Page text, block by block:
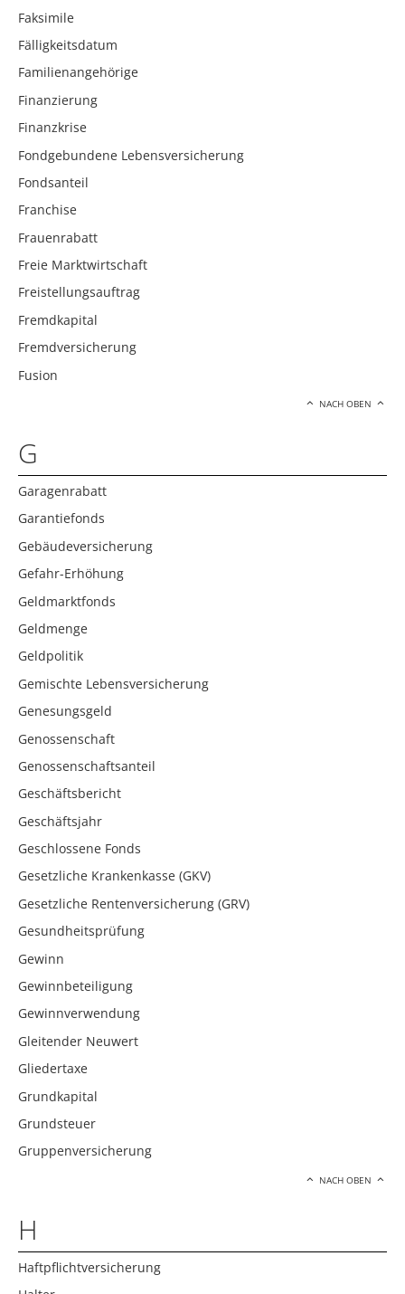
Faksimile
Fälligkeitsdatum
Familienangehörige
Finanzierung
Finanzkrise
Fondgebundene Lebensversicherung
Fondsanteil
Franchise
Frauenrabatt
Freie Marktwirtschaft
Freistellungsauftrag
Fremdkapital
Fremdversicherung
Fusion
NACH OBEN
G
Garagenrabatt
Garantiefonds
Gebäudeversicherung
Gefahr-Erhöhung
Geldmarktfonds
Geldmenge
Geldpolitik
Gemischte Lebensversicherung
Genesungsgeld
Genossenschaft
Genossenschaftsanteil
Geschäftsbericht
Geschäftsjahr
Geschlossene Fonds
Gesetzliche Krankenkasse (GKV)
Gesetzliche Rentenversicherung (GRV)
Gesundheitsprüfung
Gewinn
Gewinnbeteiligung
Gewinnverwendung
Gleitender Neuwert
Gliedertaxe
Grundkapital
Grundsteuer
Gruppenversicherung
NACH OBEN
H
Haftpflichtversicherung